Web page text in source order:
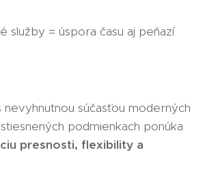
služby = úspora času aj peňazí
nevyhnutnou súčasťou moderných
podmienkach ponúka
presnosti, flexibility a